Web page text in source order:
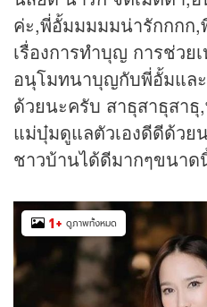
ค่ะ,พี่อั้มมมมมน่ารักกกก
เรื่องการทำบุญ การช่วย
อนุโมทนาบุญกับพี่อั้มแล
ด้วยนะครับ สาธุสาธุสา
แม่บุ๋มดูแลตัวเองดีดีด้ว
ชาวบ้านได้ดีมากๆขนาด
1+ ดูภาพทั้งหมด